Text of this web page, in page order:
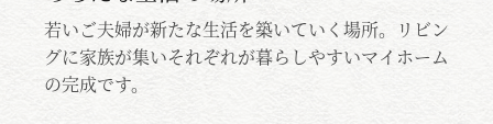
。リビン
イホーム
若いご夫婦が新たな生活を築いていく場所。リ
グに家族が集いそれぞれが暮らしやすいマイホ
の完成です。